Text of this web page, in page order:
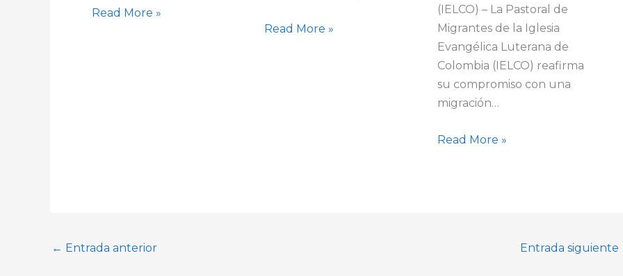
Read More »
Read More »
(IELCO) – La Pastoral de
Migrantes de la Iglesia
Evangélica Luterana de
Colombia (IELCO) reafirma
su compromiso con una
migración…
Read More »
← Entrada anterior Entrada siguiente